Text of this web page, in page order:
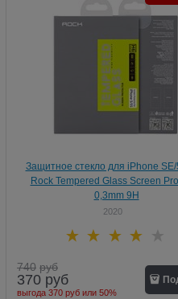
Защитное стекло для iPhone SE/
Rock Tempered Glass Screen
0,3mm 9H
2020
740 руб
370 руб
выгода 370 руб или 50%